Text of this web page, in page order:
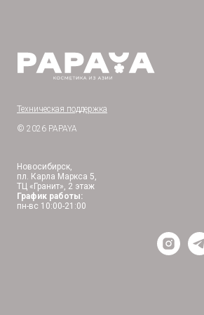
Техническая поддержка
© 2026 PAPAYA
Новосибирск,
пл. Карла Маркса 5,
ТЦ «Гранит», 2 этаж
График работы:
пн-вс 10:00-21:00